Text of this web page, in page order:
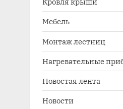
Мебель
Монтаж лестниц
Нагревательные
Новостая лента
Новости